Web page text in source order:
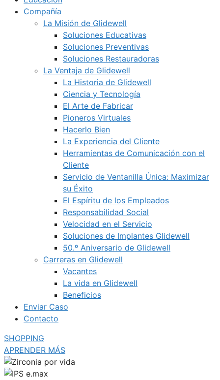
Compañía
La Misión de Glidewell
Soluciones Educativas
Soluciones Preventivas
Soluciones Restauradoras
La Ventaja de Glidewell
La Historia de Glidewell
Ciencia y Tecnología
El Arte de Fabricar
Pioneros Virtuales
Hacerlo Bien
La Experiencia del Cliente
Herramientas de Comunicación con el
Cliente
Servicio de Ventanilla Única: Maximizar
su Éxito
El Espíritu de los Empleados
Responsabilidad Social
Velocidad en el Servicio
Soluciones de Implantes Glidewell
50.º Aniversario de Glidewell
Carreras en Glidewell
Vacantes
La vida en Glidewell
Beneficios
Enviar Caso
Contacto
SHOPPING
APRENDER MÁS